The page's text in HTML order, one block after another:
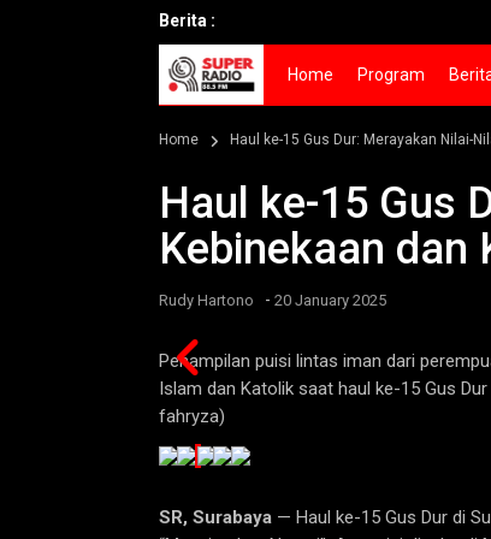
Berita :
Home Program
Home Haul ke-15 Gus Dur: Merayakan Nilai-
Haul ke-15 Gus
Kebinekaan dan
Rudy Hartono - 20 January 2025
Penampilan puisi lintas iman dari
Islam dan Katolik saat haul ke-15 Gus
fahryza)
SR, Surabaya — Haul ke-15 Gus Dur di